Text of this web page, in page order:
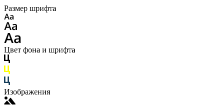
Размер шрифта
Цвет фона и шрифта
Изображения